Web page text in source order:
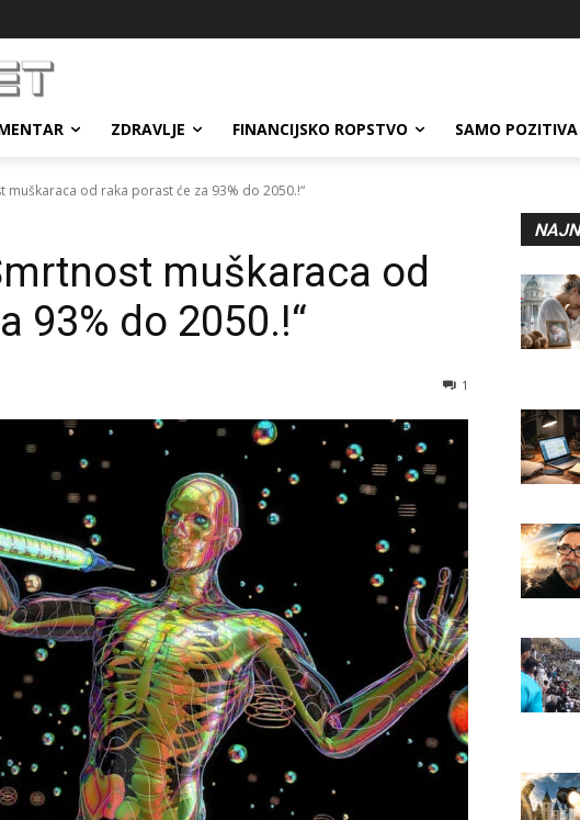
ZDRAVLJE FINANCIJSKO ROPSTVO SAMO POZITIVA
muškaraca od raka porast će za 93% do 2050.!“
muškaraca od
93% do 2050.!“
1